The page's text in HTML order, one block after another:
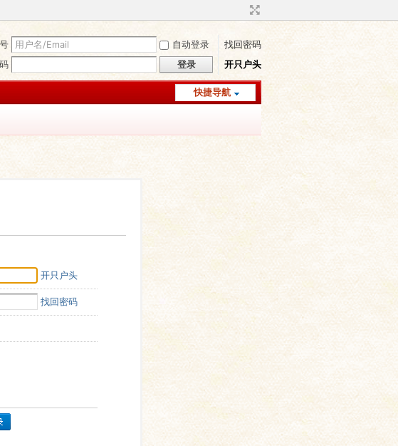
自动登录
找回密码
登录 开只户头
快捷导航
开只户头
找回密码